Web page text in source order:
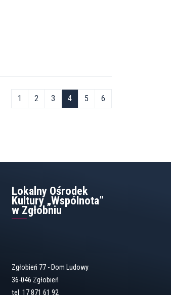
1 2 3 4 5 6
Lokalny Ośrodek
Kultury „Wspólnota”
w Zgłobniu
Zgłobień 77 - Dom Ludowy
36-046 Zgłobień
tel. 17 871 61 92